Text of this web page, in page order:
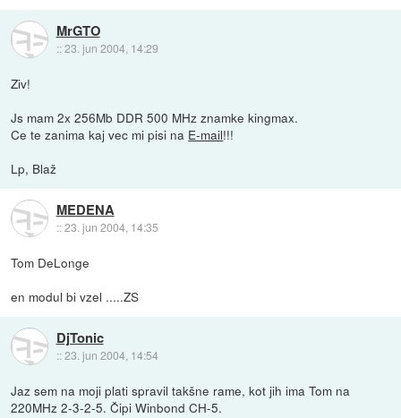
MrGTO
::23. jun 2004, 14:29
Ziv!
Js mam 2x 256Mb DDR 500 MHz znamke kingmax.
Ce te zanima kaj vec mi pisi na E-mail!!!
Lp, Blaž
MEDENA
::23. jun 2004, 14:35
Tom DeLonge
en modul bi vzel .....ZS
DjTonic
::23. jun 2004, 14:54
Jaz sem na moji plati spravil takšne rame, kot jih ima Tom na
220MHz 2-3-2-5. Čipi Winbond CH-5.